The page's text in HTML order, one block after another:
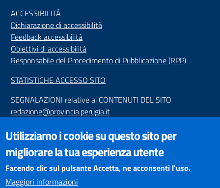
ACCESSIBILITÀ
Dichiarazione di accessibilità
Feedback accessibilità
Obiettivi di accessibilità
Responsabile del Procedimento di Pubblicazione (RPP)
STATISTICHE ACCESSO SITO
SEGNALAZIONI relative ai CONTENUTI DEL SITO
redazione@provincia.perugia.it
VISUALIZZAZIONE CONTENUTI
Il sito internet della Provincia di Perugia è ottimizzato per
essere visualizzato dai principali browser aggiornati. L'uso di
browser non aggiornati può creare problemi di visualizzazione
dei contenuti.
Utilizziamo i cookie su questo sito per
migliorare la tua esperienza utente
Facendo clic sul pulsante Accetta, ne acconsenti l'uso.
Maggiori informazioni